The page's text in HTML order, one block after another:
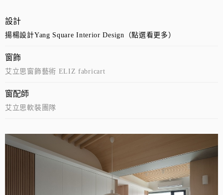
設計
揚楊設計Yang Square Interior Design（點選看更多）
窗飾
艾立思窗飾藝術 ELIZ fabricart
窗配師
艾立思軟裝團隊